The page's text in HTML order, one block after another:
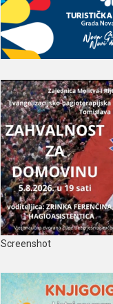
Screenshot